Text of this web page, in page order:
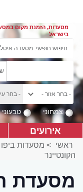
מסעדות, הזמנת מקום
בישראל
צמחוני טבעוני
אירועים
ראשי > מסעדות ביפו
הקונטיינר
מסעדת